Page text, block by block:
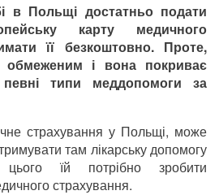
в Польщі достатньо подати
карту медичного
її безкоштовно. Проте,
обмеженим і вона покриває
типи меддопомоги за
страхування у Польщі, може
там лікарську допомогу
їй потрібно зробити
страхування.